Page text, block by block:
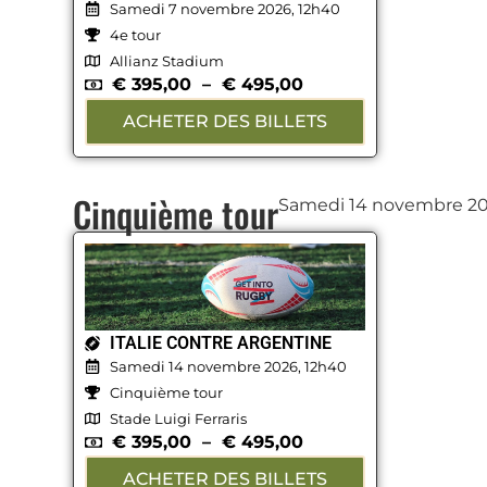
Samedi 7 novembre 2026, 12h40
4e tour
Allianz Stadium
€ 395,00 – € 495,00
ACHETER DES BILLETS
Cinquième tourSamedi 14 novembre
ITALIE CONTRE ARGENTINE
Samedi 14 novembre 2026, 12h40
Cinquième tour
Stade Luigi Ferraris
€ 395,00 – € 495,00
ACHETER DES BILLETS